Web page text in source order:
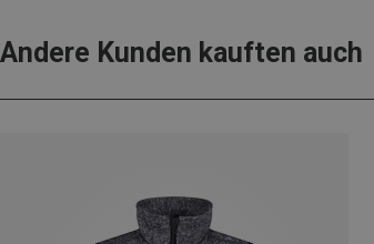
Andere Kunden kauften auch